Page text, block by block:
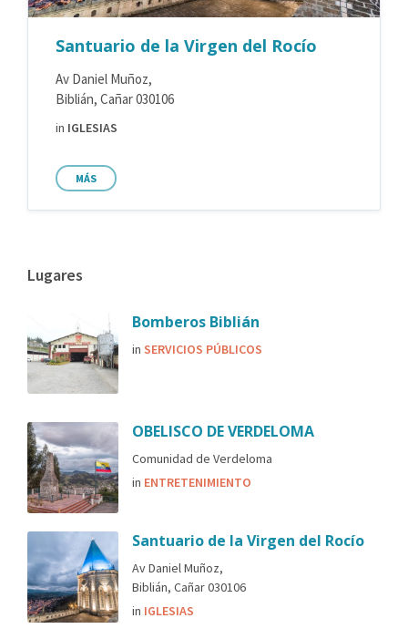
Santuario de la Virgen del Rocío
Av Daniel Muñoz,
Biblián, Cañar 030106
in IGLESIAS
MÁS
Lugares
Bomberos Biblián
in SERVICIOS PÚBLICOS
OBELISCO DE VERDELOMA
Comunidad de Verdeloma
in ENTRETENIMIENTO
Santuario de la Virgen del Rocío
Av Daniel Muñoz,
Biblián, Cañar 030106
in IGLESIAS